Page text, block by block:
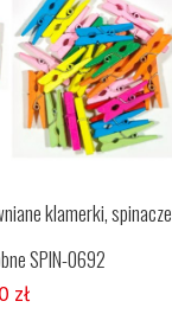
klamerki, spinacze
SPIN-0692
zł